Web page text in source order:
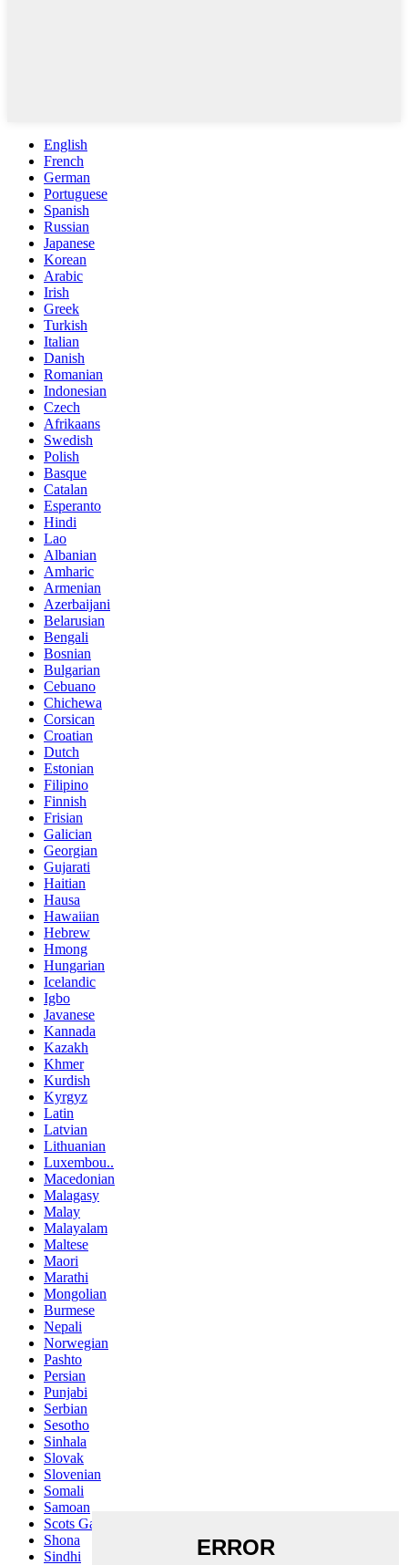
English
French
German
Portuguese
Spanish
Russian
Japanese
Korean
Arabic
Irish
Greek
Turkish
Italian
Danish
Romanian
Indonesian
Czech
Afrikaans
Swedish
Polish
Basque
Catalan
Esperanto
Hindi
Lao
Albanian
Amharic
Armenian
Azerbaijani
Belarusian
Bengali
Bosnian
Bulgarian
Cebuano
Chichewa
Corsican
Croatian
Dutch
Estonian
Filipino
Finnish
Frisian
Galician
Georgian
Gujarati
Haitian
Hausa
Hawaiian
Hebrew
Hmong
Hungarian
Icelandic
Igbo
Javanese
Kannada
Kazakh
Khmer
Kurdish
Kyrgyz
Latin
Latvian
Lithuanian
Luxembou..
Macedonian
Malagasy
Malay
Malayalam
Maltese
Maori
Marathi
Mongolian
Burmese
Nepali
Norwegian
Pashto
Persian
Punjabi
Serbian
Sesotho
Sinhala
Slovak
Slovenian
Somali
Samoan
Scots Gaelic
Shona
Sindhi